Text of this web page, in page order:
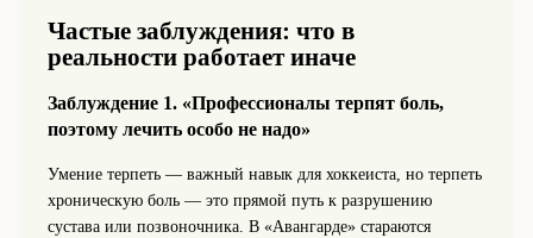
Частые заблуждения: что в
реальности работает иначе
Заблуждение 1. «Профессионалы терпят боль,
поэтому лечить особо не надо»
Умение терпеть — важный навык для хоккеиста, но терпеть
хроническую боль — это прямой путь к разрушению
сустава или позвоночника. В «Авангарде» стараются